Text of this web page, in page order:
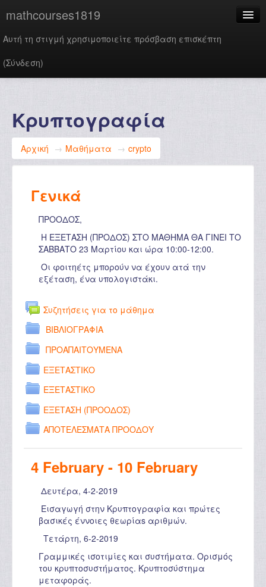
mathcourses1819
Αυτή τη στιγμή χρησιμοποιείτε πρόσβαση επισκέπτη
(Σύνδεση)
Κρυπτογραφία
Αρχική → Μαθήματα → crypto
Γενικά
ΠΡΟΟΔΟΣ,
Η ΕΞΕΤΑΣΗ (ΠΡΟΔΟΣ) ΣΤΟ ΜΑΘΗΜΑ ΘΑ ΓΙΝΕΙ ΤΟ
ΣΑΒΒΑΤΟ 23 Μαρτίου και ώρα 10:00-12:00.
Οι φοιτηέτς μπορούν να έχουν ατά την
εξέταση, ένα υπολογιστάκι.
Συζητήσεις για το μάθημα
ΒΙΒΛΙΟΓΡΑΦΙΑ
ΠΡΟΑΠΑΙΤΟΥΜΕΝΑ
ΕΞΕΤΑΣΤΙΚΟ
ΕΞΕΤΑΣΤΙΚΟ
ΕΞΕΤΑΣΗ (ΠΡΟΟΔΟΣ)
ΑΠΟΤΕΛΕΣΜΑΤΑ ΠΡΟΟΔΟΥ
4 February - 10 February
Δευτέρα, 4-2-2019
Εισαγωγή στην Κρυπτογραφία και πρώτες
βασικές έννοιες θεωρίαs αριθμών.
Τετάρτη, 6-2-2019
Γραμμικές ισοτιμίες και συστήματα. Ορισμός
του κρυπτοσυστήματος. Κρυπτοσύστημα
μεταφοράς.